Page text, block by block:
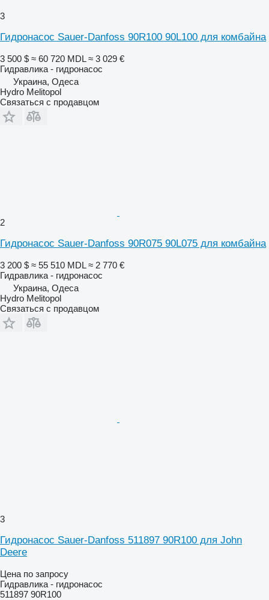
3
Гидронасос Sauer-Danfoss 90R100 90L100 для комбайна
3 500 $ ≈ 60 720 MDL ≈ 3 029 €
Гидравлика - гидронасос
Украина, Одеса
Hydro Melitopol
Связаться с продавцом
2
Гидронасос Sauer-Danfoss 90R075 90L075 для комбайна
3 200 $ ≈ 55 510 MDL ≈ 2 770 €
Гидравлика - гидронасос
Украина, Одеса
Hydro Melitopol
Связаться с продавцом
3
Гидронасос Sauer-Danfoss 511897 90R100 для John
Deere
Цена по запросу
Гидравлика - гидронасос
511897 90R100